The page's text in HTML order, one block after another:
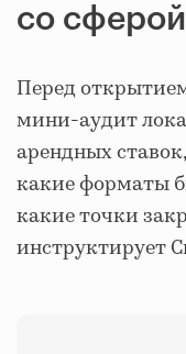
со
Перед
мини‑аудит
арендных
какие форматы
какие точки
инструктирует